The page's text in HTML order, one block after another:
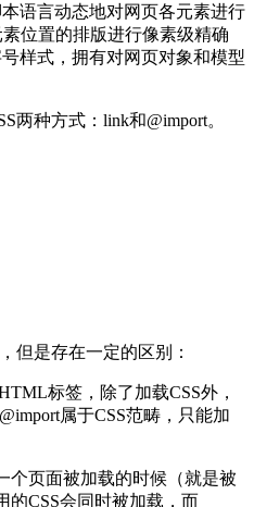
语言动态地对网页各元素进行
位置的排版进行像素级精确
样式，拥有对网页对象和模型
两种方式：link和@import。
但是存在一定的区别：
标签，除了加载CSS外，
属于CSS范畴，只能加
个页面被加载的时候（就是被
的CSS会同时被加载，而